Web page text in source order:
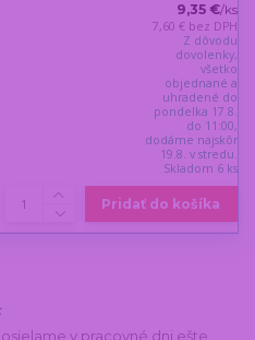
9,35 €/ks
7,60 € bez DPH
Z dôvodu
dovolenky,
všetko
objednané a
uhradené do
pondelka 17.8.
do 11:00,
dodáme najskôr
19.8. v stredu.
Skladom 6 ks
Pridať do košíka
v pracovné dni ešte